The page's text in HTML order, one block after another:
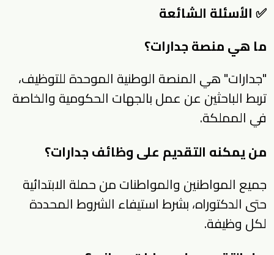
✅ الأسئلة الشائعة
ما هي منصة جدارات؟
"جدارات" هي المنصة الوطنية الموحدة للتوظيف،
تربط الباحثين عن عمل بالجهات الحكومية والخاصة
في المملكة.
من يمكنه التقديم على وظائف جدارات؟
جميع المواطنين والمواطنات من حملة الابتدائية
حتى الدكتوراه، بشرط استيفاء الشروط المحددة
لكل وظيفة.